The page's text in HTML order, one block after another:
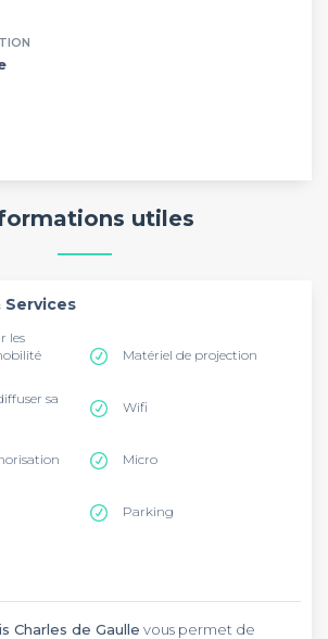
utiles
Services
les
Matériel de projection
sa
Wifi
Micro
Parking
Charles de Gaulle vous permet de